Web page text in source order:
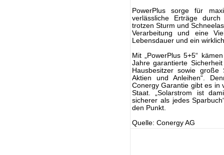
PowerPlus sorge für
verlässliche Erträge
trotzen Sturm und
Verarbeitung und eine
Lebensdauer und ein
Mit „PowerPlus 5+5“
Jahre garantierte
Hausbesitzer sowie große
Aktien und Anleihen“.
Conergy Garantie gibt es in
Staat. „Solarstrom ist
sicherer als jedes
den Punkt.
Quelle: Conergy AG